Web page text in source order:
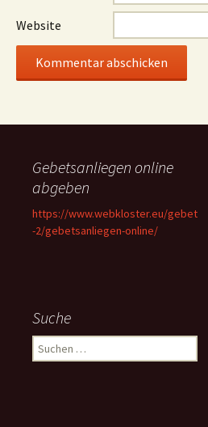
Website
Gebetsanliegen online
abgeben
https://www.webkloster.eu/gebet
-2/gebetsanliegen-online/
Suche
Suchen
nach: